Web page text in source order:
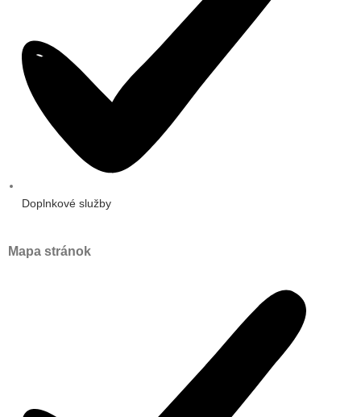
Doplnkové služby
Mapa stránok